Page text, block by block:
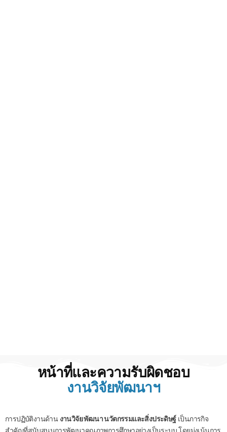
หน้าที่และความรับผิดชอบ
งานวิจัยพัฒนาฯ
การปฏิบัติงานด้าน งานวิจัย พัฒนา นวัตกรรมและสิ่งประดิษฐ์เป็นภารกิจ